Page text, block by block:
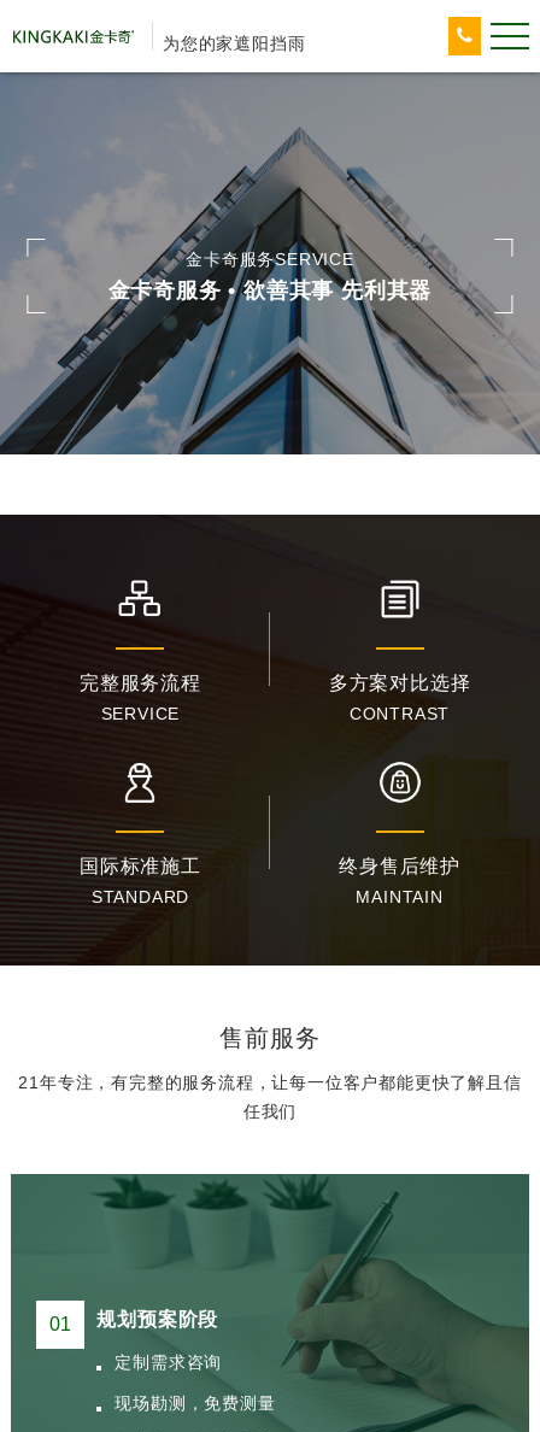
为您的家遮阳挡雨
金卡奇服务SERVICE
金卡奇服务 • 欲善其事 先利其器
完整服务流程
SERVICE
多方案对比选择
CONTRAST
国际标准施工
STANDARD
终身售后维护
MAINTAIN
售前服务
21年专注，有完整的服务流程，让每一位客户都能更快了解且信
任我们
01 规划预案阶段
定制需求咨询
现场勘测，免费测量